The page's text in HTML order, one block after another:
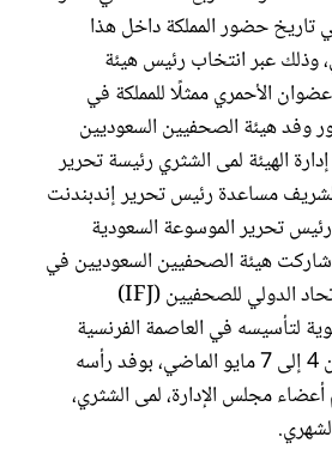
تاريخ حضور المملكة داخل هذا
وذلك عبر انتخاب رئيس هيئة
الأحمري ممثلًا للمملكة في
وفد هيئة الصحفيين السعوديين
الهيئة لمى الشثري رئيسة تحرير
مساعدة رئيس تحرير إندبندنت
تحرير الموسوعة السعودية
هيئة الصحفيين السعوديين في
اجتماعات كونغرس الاتحاد الدولي للصحفيين (IFJ)
لتأسيسه في العاصمة الفرنسية
باريس، خلال الفترة من 4 إلى 7 مايو الماضي، بوفد رأسه
مجلس الإدارة، لمى الشثري،